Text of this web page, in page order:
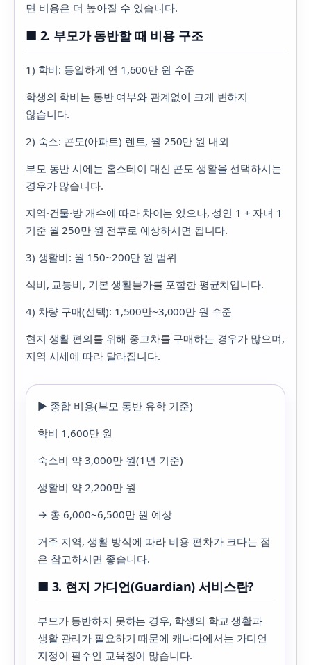
면 비용은 더 높아질 수 있습니다.
■ 2. 부모가 동반할 때 비용 구조
1) 학비: 동일하게 연 1,600만 원 수준
학생의 학비는 동반 여부와 관계없이 크게 변하지
않습니다.
2) 숙소: 콘도(아파트) 렌트, 월 250만 원 내외
부모 동반 시에는 홈스테이 대신 콘도 생활을 선택하시는
경우가 많습니다.
지역·건물·방 개수에 따라 차이는 있으나, 성인 1 + 자녀 1
기준 월 250만 원 전후로 예상하시면 됩니다.
3) 생활비: 월 150~200만 원 범위
식비, 교통비, 기본 생활물가를 포함한 평균치입니다.
4) 차량 구매(선택): 1,500만~3,000만 원 수준
현지 생활 편의를 위해 중고차를 구매하는 경우가 많으며,
지역 시세에 따라 달라집니다.
▶ 종합 비용(부모 동반 유학 기준)
학비 1,600만 원
숙소비 약 3,000만 원(1년 기준)
생활비 약 2,200만 원
→ 총 6,000~6,500만 원 예상
거주 지역, 생활 방식에 따라 비용 편차가 크다는 점
은 참고하시면 좋습니다.
■ 3. 현지 가디언(Guardian) 서비스란?
부모가 동반하지 못하는 경우, 학생의 학교 생활과
생활 관리가 필요하기 때문에 캐나다에서는 가디언
지정이 필수인 교육청이 많습니다.